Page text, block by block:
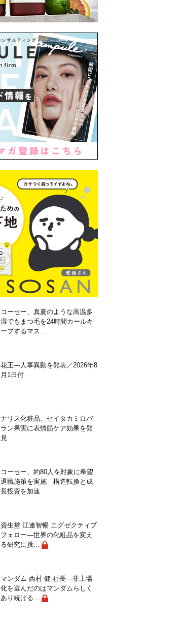
コーセー、真夏のような高温多
湿でもまつ毛を24時間カールキ
ープするマス...
花王―人事異動を発表／2026年8
月1日付
ナリス化粧品、セイタカミロバ
ラン果実に表情筋ケア効果を発
見
コーセー、約80人を対象に希望
退職施策を実施 構造転換と成
長投資を加速
資生堂 江連智暢 エグゼクティブ
フェロー―世界の化粧品を変え
る研究に挑...
マンダム 西村 健 社長―非上場
化を選んだのはマンダムらしく
あり続ける...